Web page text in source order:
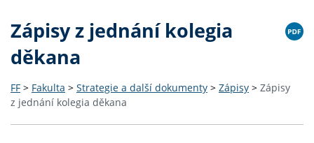
Zápisy z jednání kolegia
děkana
FF > Fakulta > Strategie a další dokumenty > Zápisy > Zápisy
z jednání kolegia děkana